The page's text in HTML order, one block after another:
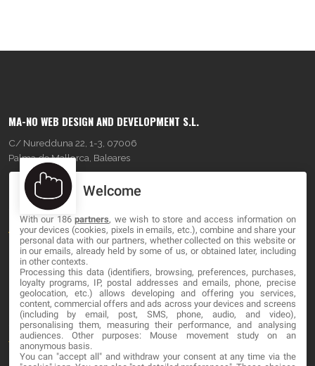
MA-NO WEB DESIGN AND DEVELOPMENT S.L.
C/ Nuredduna 22, 1-3, 07006
Palma de Mallorca, Baleares
OUR COMPANY
About
Blog
Contact
LEGAL
Terminos y Condiciones
Welcome
With our 186partners, we wish to store and access information on
your devices (cookies, pixels in emails, etc.), combine and share your
personal data with our partners, whether collected on this website or
in our emails, already held by some of us, or obtained later, including
in other contexts.
Processing this data (identifiers, browsing, preferences, purchases,
loyalty programs, IP, postal addresses and emails, phone, precise
geolocation, etc.) allows developing and offering you services,
content, commercial offers and ads across your devices and screens
(including by email, post, SMS, phone, audio, and video),
personalising them, measuring their performance, and analysing
audiences. Other purposes: Mouse movement study on an
anonymous basis.
You can "accept all" and withdraw your consent at any time via the